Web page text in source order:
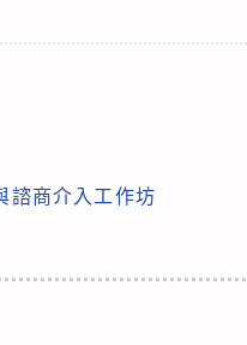
諮商介入工作坊